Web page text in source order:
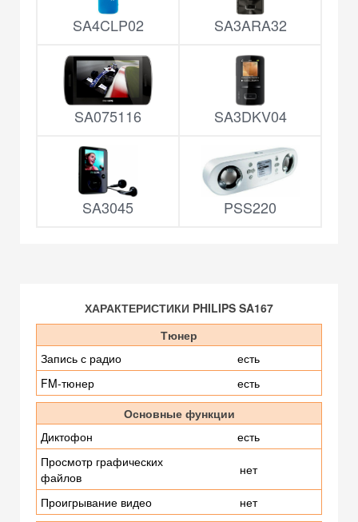
SA4CLP02 SA3ARA32
SA075116 SA3DKV04
SA3045 PSS220
ХАРАКТЕРИСТИКИ PHILIPS SA167
Тюнер
Запись с радио
есть
FM-тюнер
есть
Основные функции
Диктофон
есть
Просмотр графических
файлов
нет
Проигрывание видео
нет